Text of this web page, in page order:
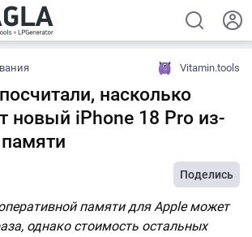
Vitamin.tools
насколько
новый iPhone 18 Pro из-
Поделись
памяти для Apple может
однако стоимость остальных